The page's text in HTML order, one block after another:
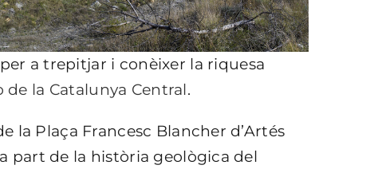
per a trepitjar i conèixer la riquesa
la Catalunya Central.
la Plaça Francesc Blancher d’Artés
part de la història geològica del